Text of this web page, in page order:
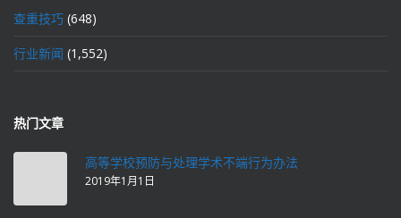
查重技巧 (648)
行业新闻 (1,552)
热门文章
高等学校预防与处理学术不端行为办法
2019年1月1日